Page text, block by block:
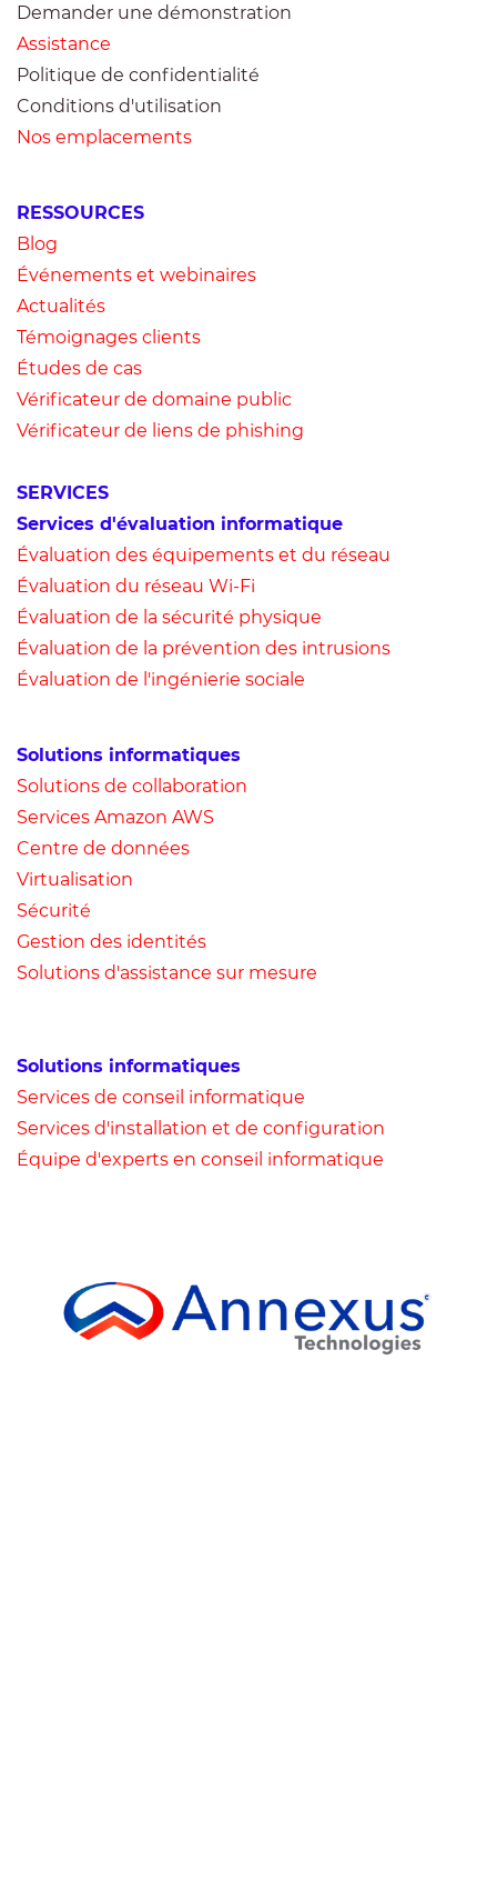
Demander une démonstration
Assistance
Politique de confidentialité
Conditions d'utilisation
Nos emplacements
RESSOURCES
Blog
Événements et webinaires
Actualités
Témoignages clients
Études de cas
Vérificateur de domaine public
Vérificateur de liens de phishing
SERVICES
Services d'évaluation informatique
Évaluation des équipements et du réseau
Évaluation du réseau Wi-Fi
Évaluation de la sécurité physique
Évaluation de la prévention des intrusions
Évaluation de l'ingénierie sociale
Solutions informatiques
Solutions de collaboration
Services Amazon AWS
Centre de données
Virtualisation
Sécurité
Gestion des identités
Solutions d'assistance sur mesure
Solutions informatiques
Services de conseil informatique
Services d'installation et de configuration
Équipe d'experts en conseil informatique